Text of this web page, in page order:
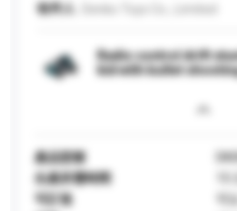
收件人
Radio control drift
kid with bullet
產品型號
生產所需時間
可訂造
可以